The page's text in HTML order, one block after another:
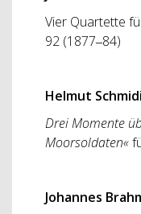
Vier Quartette
92 (1877‒84)
Helmut
Drei Momente
Moorsoldaten«
Johannes